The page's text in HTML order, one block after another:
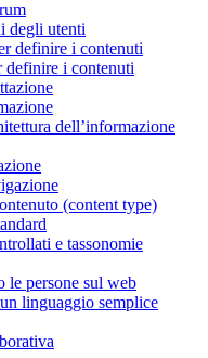
degli utenti
definire i contenuti
definire i contenuti
dell’informazione
(content type)
e tassonomie
le persone sul web
linguaggio semplice